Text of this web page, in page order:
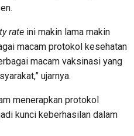
rate ini makin lama makin
macam protokol kesehatan
macam vaksinasi yang
ujarnya.
menerapkan protokol
kunci keberhasilan dalam